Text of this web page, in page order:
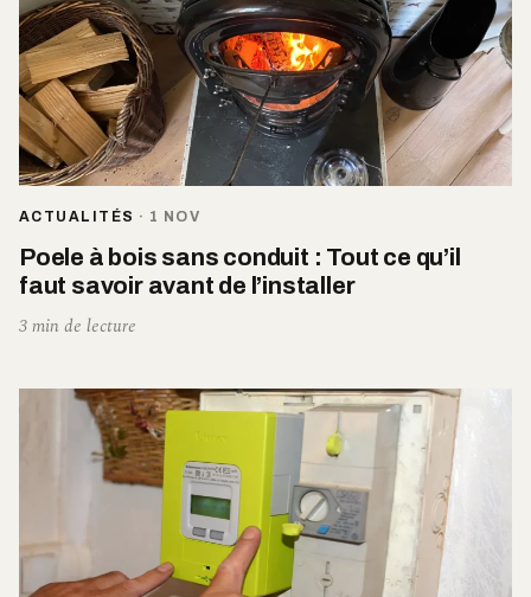
ACTUALITÉS · 1 NOV
Poele à bois sans conduit : Tout ce qu’il
faut savoir avant de l’installer
3 min de lecture